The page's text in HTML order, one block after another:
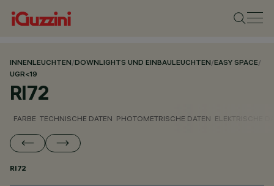
INNENLEUCHTEN/DOWNLIGHTS UND EINBAULEUCHTEN/EASY SPACE/
UGR<19
RI72
FARBE TECHNISCHE DATEN PHOTOMETRISCHE DATEN ELEKTRISCHE
RI72